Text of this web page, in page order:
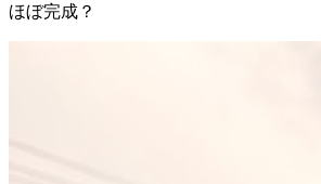
ほぼ完成？